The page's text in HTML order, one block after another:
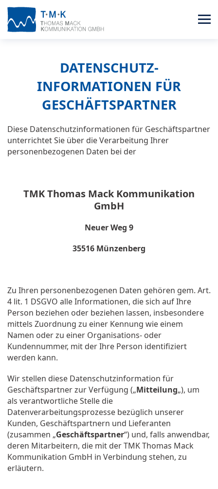
DATENSCHUTZ­
INFORMATIONEN FÜR
GESCHÄFTSPARTNER
Diese Datenschutzinformationen für Geschäftspartner
unterrichtet Sie über die Verarbeitung Ihrer
personenbezogenen Daten bei der
TMK Thomas Mack Kommunikation
GmbH
Neuer Weg 9
35516 Münzenberg
Zu Ihren personenbezogenen Daten gehören gem. Art.
4 lit. 1 DSGVO alle Informationen, die sich auf Ihre
Person beziehen oder beziehen lassen, insbesondere
mittels Zuordnung zu einer Kennung wie einem
Namen oder zu einer Organisations- oder
Kundennummer, mit der Ihre Person identifiziert
werden kann.
Wir stellen diese Datenschutzinformation für
Geschäftspartner zur Verfügung („Mitteilung„), um
als verantwortliche Stelle die
Datenverarbeitungsprozesse bezüglich unserer
Kunden, Geschäftspartnern und Lieferanten
(zusammen „Geschäftspartner“) und, falls anwendbar,
deren Mitarbeitern, die mit der TMK Thomas Mack
Kommunikation GmbH in Verbindung stehen, zu
erläutern.